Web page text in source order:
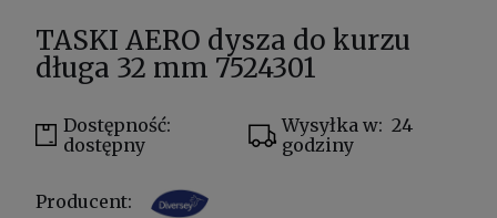
TASKI AERO dysza do kurzu
długa 32 mm 7524301
Dostępność:
dostępny
Wysyłka w: 24
godziny
Producent: